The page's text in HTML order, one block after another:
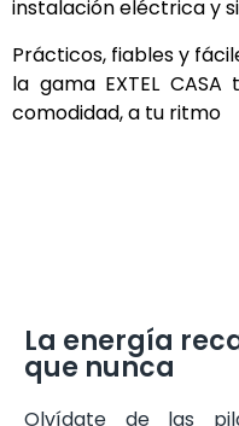
instalación eléctrica y
Prácticos, fiables y
la gama EXTEL
comodidad, a tu ritmo
La energía
que nunca
Olvídate de las